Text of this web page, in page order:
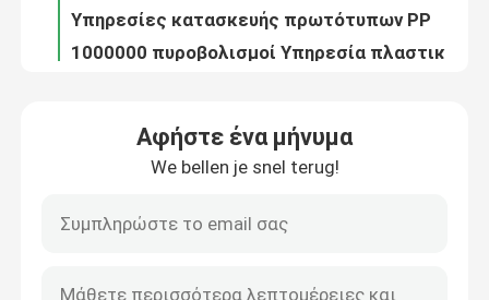
Ποιοτικός έλεγχος
Περιπτώσεις
Ζητήστε ένα απόσπασμα
1000-2000 πυροβολισμοί Ρήψη υπό κενό Γρήγορη πρωτότυπη παραγωγή χαμηλού όγκου
Αφήστε ένα μήνυμα
We bellen je snel terug!